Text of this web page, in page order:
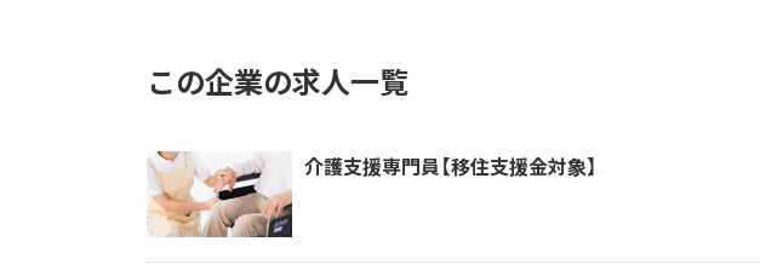
この企業の求人一覧
介護支援専門員【移住支援金対象】